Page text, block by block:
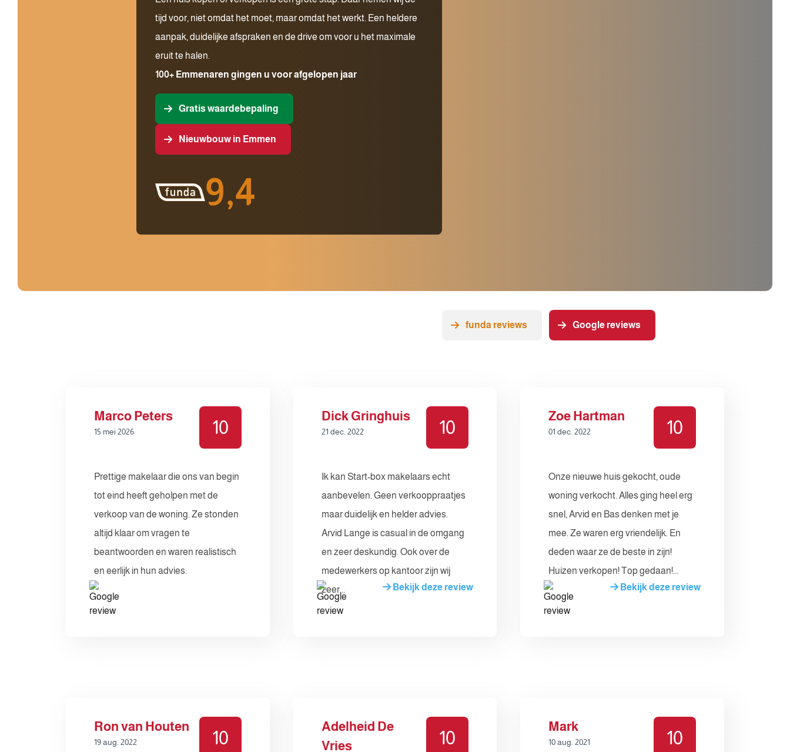
tijd voor, niet omdat het moet, maar omdat het werkt. Een heldere
aanpak, duidelijke afspraken en de drive om voor u het maximale
eruit te halen.
100+ Emmenaren gingen u voor afgelopen jaar
Gratis waardebepaling
Nieuwbouw in Emmen
9,4
funda reviews Google reviews
Marco Peters
15 mei 2026 10
Prettige makelaar die ons van begin
tot eind heeft geholpen met de
verkoop van de woning. Ze stonden
altijd klaar om vragen te
beantwoorden en waren realistisch
en eerlijk in hun advies.
Dick Gringhuis
21 dec. 2022 10
Ik kan Start-box makelaars echt
aanbevelen. Geen verkooppraatjes
maar duidelijk en helder advies.
Arvid Lange is casual in de omgang
en zeer deskundig. Ook over de
medewerkers op kantoor zijn wij
zeer...
Bekijk deze review
Zoe Hartman
01 dec. 2022 10
Onze nieuwe huis gekocht, oude
woning verkocht. Alles ging heel erg
snel, Arvid en Bas denken met je
mee. Ze waren erg vriendelijk. En
deden waar ze de beste in zijn!
Huizen verkopen! Top gedaan!...
Bekijk deze review
Ron van Houten
19 aug. 2022 10
Adelheid De
Vries
10
Mark
10 aug. 2021 10